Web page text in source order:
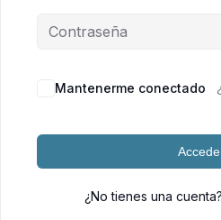
Mantenerme conectado
¿No tienes una cuenta?